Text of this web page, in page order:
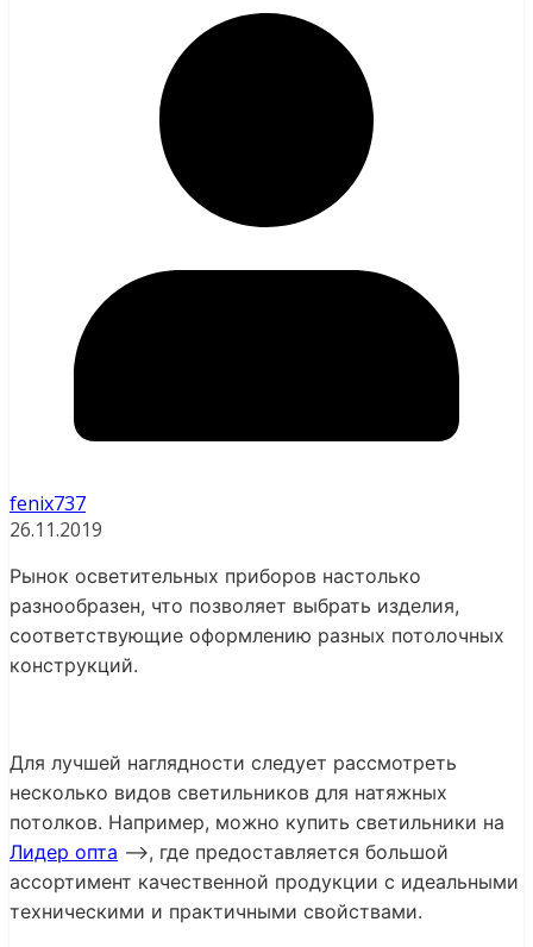
fenix737
26.11.2019
Рынок осветительных приборов настолько
разнообразен, что позволяет выбрать изделия,
соответствующие оформлению разных потолочных
конструкций.
Для лучшей наглядности следует рассмотреть
несколько видов светильников для натяжных
потолков. Например, можно купить светильники на
Лидер опта —>, где предоставляется большой
ассортимент качественной продукции с идеальными
техническими и практичными свойствами.